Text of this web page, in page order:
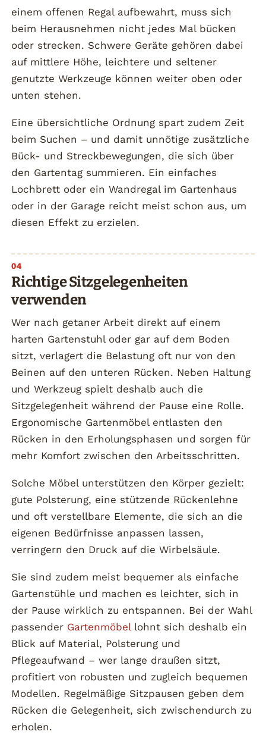
einem offenen Regal aufbewahrt, muss sich
beim Herausnehmen nicht jedes Mal bücken
oder strecken. Schwere Geräte gehören dabei
auf mittlere Höhe, leichtere und seltener
genutzte Werkzeuge können weiter oben oder
unten stehen.
Eine übersichtliche Ordnung spart zudem Zeit
beim Suchen – und damit unnötige zusätzliche
Bück- und Streckbewegungen, die sich über
den Gartentag summieren. Ein einfaches
Lochbrett oder ein Wandregal im Gartenhaus
oder in der Garage reicht meist schon aus, um
diesen Effekt zu erzielen.
Richtige Sitzgelegenheiten
verwenden
Wer nach getaner Arbeit direkt auf einem
harten Gartenstuhl oder gar auf dem Boden
sitzt, verlagert die Belastung oft nur von den
Beinen auf den unteren Rücken. Neben Haltung
und Werkzeug spielt deshalb auch die
Sitzgelegenheit während der Pause eine Rolle.
Ergonomische Gartenmöbel entlasten den
Rücken in den Erholungsphasen und sorgen für
mehr Komfort zwischen den Arbeitsschritten.
Solche Möbel unterstützen den Körper gezielt:
gute Polsterung, eine stützende Rückenlehne
und oft verstellbare Elemente, die sich an die
eigenen Bedürfnisse anpassen lassen,
verringern den Druck auf die Wirbelsäule.
Sie sind zudem meist bequemer als einfache
Gartenstühle und machen es leichter, sich in
der Pause wirklich zu entspannen. Bei der Wahl
passender Gartenmöbellohnt sich deshalb ein
Blick auf Material, Polsterung und
Pflegeaufwand – wer lange draußen sitzt,
profitiert von robusten und zugleich bequemen
Modellen. Regelmäßige Sitzpausen geben dem
Rücken die Gelegenheit, sich zwischendurch zu
erholen.